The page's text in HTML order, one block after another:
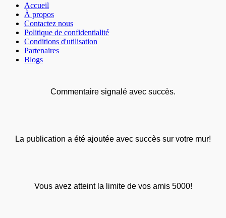
Accueil
À propos
Contactez nous
Politique de confidentialité
Conditions d'utilisation
Partenaires
Blogs
Commentaire signalé avec succès.
La publication a été ajoutée avec succès sur votre mur!
Vous avez atteint la limite de vos amis 5000!